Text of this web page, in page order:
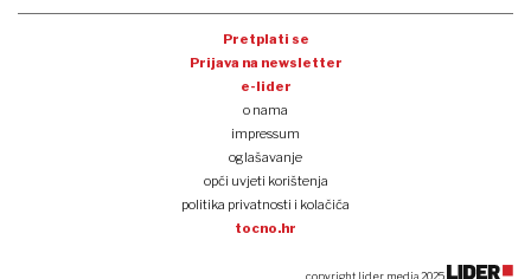
Pretplati se
Prijava na newsletter
e-lider
o nama
impressum
oglašavanje
opći uvjeti korištenja
politika privatnosti i kolačića
tocno.hr
copyright lider media 2025.